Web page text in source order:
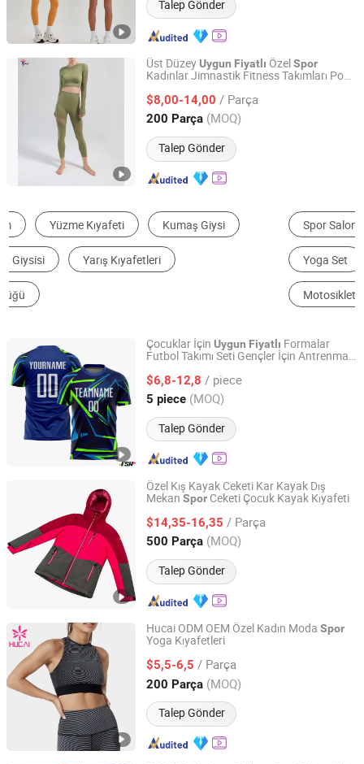
Talep Gönder
Üst DüzeyUygun Fiyatlı ÖzelSpor
Kadınlar Jimnastik Fitness Takımları Popo
Aktif Giyim Fitness Antrenman Yoga
Takımı Giyimi
$8,00-14,00 / Parça
200 Parça (MOQ)
Talep Gönder
Guangzhou Inly Sporting Goods Co., Ltd.
Guangdong, China Fiyat 2022
Spor Salonu Fitness Seti Futbol Giyim
Yoga Set Spor sütyeni
Çocuklar İçin Uygun Fiyatlı Formalar
Futbol Takımı Seti Gençler İçin Antrenman
$6,8-12,8 / piece
5 piece (MOQ)
Talep Gönder
Dongguan Fshsportswear Co., Ltd.
Guangdong, China Fiyat 2021
Özel Kış Kayak Ceketi Kar Kayak Dış
Mekan Spor Ceketi Çocuk Kayak Kıyafeti
$14,35-16,35 / Parça
500 Parça (MOQ)
Talep Gönder
Great Wall Products Mfg., Ltd.
Fujian, China Fiyat 2023
Hucai ODM OEM Özel Kadın Moda Spor
Yoga Kıyafetleri
$5,5-6,5 / Parça
200 Parça (MOQ)
Talep Gönder
Dongguan Humen Hucai Garment Co., Ltd.
Guangdong, China Fiyat 2019